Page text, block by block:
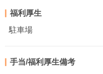
福利厚生
駐車場
手当/福利厚生備考